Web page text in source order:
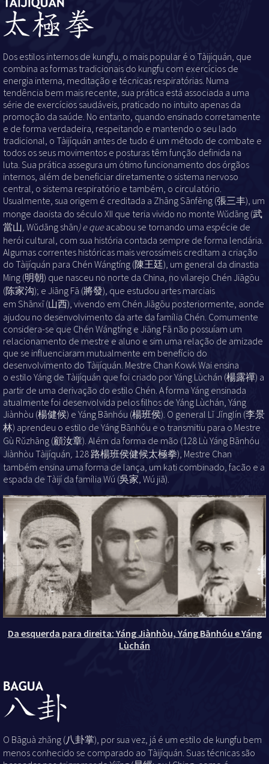
Dos estilos internos de kungfu, o mais popular é o Tàijíquán, que
combina as formas tradicionais do kungfu com exercícios de
energia interna, meditação e técnicas respiratórias. Numa
tendência bem mais recente, sua prática está associada a uma
série de exercícios saudáveis, praticado no intuito apenas da
promoção da saúde. No entanto, quando ensinado corretamente
e de forma verdadeira, respeitando e mantendo o seu lado
tradicional, o Tàijíquán antes de tudo é um método de combate e
todos os seus movimentos e posturas têm função definida na
luta. Sua prática assegura um ótimo funcionamento dos órgãos
internos, além de beneficiar diretamente o sistema nervoso
central, o sistema respiratório e também, o circulatório.
Usualmente, sua origem é creditada a Zhāng Sānfēng (張三丰), um
monge daoista do século XII que teria vivido no monte Wǔdāng (武
當山, Wǔdāng shān)e queacabou se tornando uma espécie de
herói cultural, com sua história contada sempre de forma lendária.
Algumas correntes históricas mais verossímeis creditam a criação
do Tàijíquán para Chén Wángtíng (陳王廷), um general da dinastia
Ming (明朝) que nasceu no norte da China, no vilarejo Chén Jiāgōu
(陈家沟); e Jiāng Fā (將發), que estudou artes marciais
em Shānxī (山西), vivendo em Chén Jiāgōu posteriormente, aonde
ajudou no desenvolvimento da arte da família Chén. Comumente
considera-se que Chén Wángtíng e Jiāng Fā não possuíam um
relacionamento de mestre e aluno e sim uma relação de amizade
que se influenciaram mutualmente em benefício do
desenvolvimento do Tàijíquán. Mestre Chan Kowk Wai ensina
o estilo Yáng de Tàijíquán que foi criado por Yáng Lùchán (楊露禪) a
partir de uma derivação do estilo Chén. A forma Yáng ensinada
atualmente foi desenvolvida pelos filhos de Yáng Lùchán, Yáng
Jiànhòu (楊健候) e Yáng Bānhóu (楊班侯). O general Lǐ Jǐnglín (李景
林) aprendeu o estilo de Yáng Bānhóu e o transmitiu para o Mestre
Gù Rǔzhāng (顧汝章). Além da forma de mão (128 Lù Yáng Bānhóu
Jiànhòu Tàijíquán, 128 路楊班侯健候太極拳), Mestre Chan
também ensina uma forma de lança, um kati combinado, facão e a
espada de Tàijí da família Wú (吳家, Wú jiā).
Da esquerda para direita: Yáng Jiànhòu, Yáng Bānhóu e Yáng
Lùchán
O Bāguà zhǎng (八卦掌), por sua vez, já é um estilo de kungfu bem
menos conhecido se comparado ao Tàijíquán. Suas técnicas são